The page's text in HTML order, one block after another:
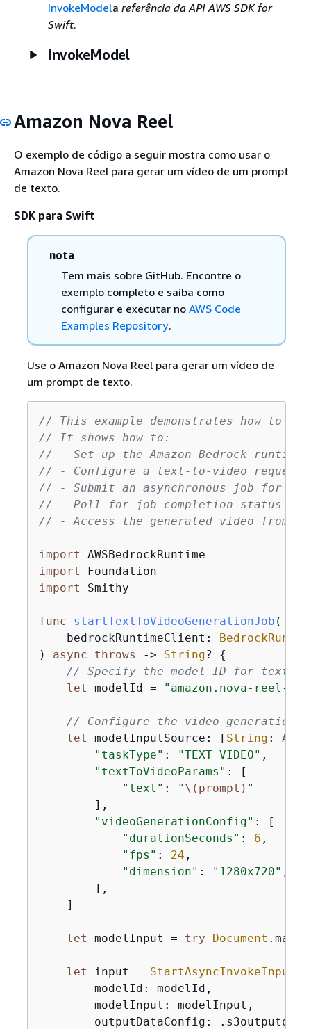
InvokeModelareferência da API AWS SDK for
Swift.
InvokeModel
Amazon Nova Reel
O exemplo de código a seguir mostra como usar o
Amazon Nova Reel para gerar um vídeo de um prompt
de texto.
SDK para Swift
nota
Tem mais sobre GitHub. Encontre o
exemplo completo e saiba como
configurar e executar no AWS Code
Examples Repository.
Use o Amazon Nova Reel para gerar um vídeo de
um prompt de texto.
// This example demonstrates how to
// It shows how to:
// - Set up the Amazon Bedrock
// - Configure a text-to-video request
// - Submit an asynchronous job for
// - Poll for job completion status
// - Access the generated video from S3
import
import
import Smithy
func startTextToVideoGenerationJob (
bedrockRuntimeClient :
)
async throws -> String? {
// Specify the model ID for text-
let modelId = "amazon.nova-reel-
// Configure the video generation
let modelInputSource: [ String : Any
"taskType" : "TEXT_VIDEO" ,
"textToVideoParams" : [
"text" : " \(prompt) "
        ],
"videoGenerationConfig" : [
"durationSeconds" : 6 ,
"fps" : 24 ,
"dimension" : "1280x720" ,
        ],
    ]
let modelInput = try Document
let input = StartAsyncInvokeInput
        modelId: modelId,
        modelInput: modelInput,
outputDataConfig: